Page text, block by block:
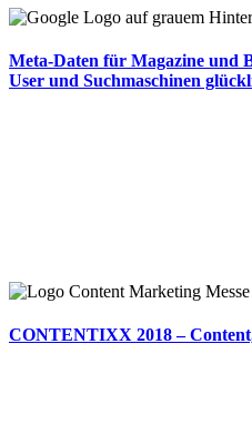
Meta-Daten für Magazine und
User und Suchmaschinen
CONTENTIXX 2018 –